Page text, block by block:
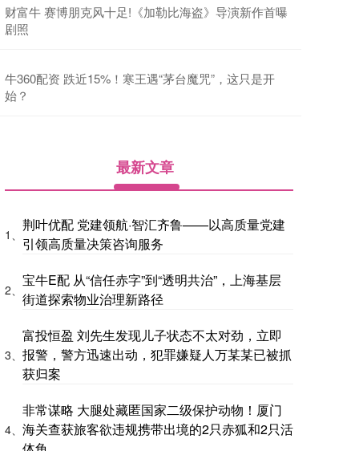
财富牛 赛博朋克风十足!《加勒比海盗》导演新作首曝
剧照
牛360配资 跌近15%！寒王遇“茅台魔咒”，这只是开
始？
最新文章
1、
荆叶优配 党建领航·智汇齐鲁——以高质量党建
引领高质量决策咨询服务
2、
宝牛E配 从“信任赤字”到“透明共治”，上海基层
街道探索物业治理新路径
3、
富投恒盈 刘先生发现儿子状态不太对劲，立即
报警，警方迅速出动，犯罪嫌疑人万某某已被抓
获归案
4、
非常谋略 大腿处藏匿国家二级保护动物！厦门
海关查获旅客欲违规携带出境的2只赤狐和2只活